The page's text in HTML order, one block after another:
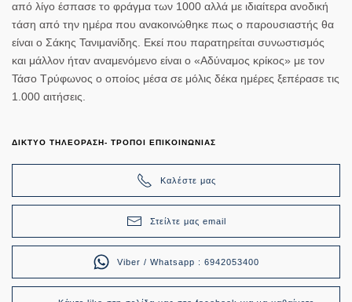
από λίγο έσπασε το φράγμα των 1000 αλλά με ιδιαίτερα ανοδική
τάση από την ημέρα που ανακοινώθηκε πως ο παρουσιαστής θα
είναι ο Σάκης Τανιμανίδης. Εκεί που παρατηρείται συνωστισμός
και μάλλον ήταν αναμενόμενο είναι ο «Αδύναμος κρίκος» με τον
Τάσο Τρύφωνος ο οποίος μέσα σε μόλις δέκα ημέρες ξεπέρασε τις
1.000 αιτήσεις.
ΔΙΚΤΥΟ ΤΗΛΕΟΡΑΣΗ- ΤΡΟΠΟΙ ΕΠΙΚΟΙΝΩΝΙΑΣ
Καλέστε μας
Στείλτε μας email
Viber / Whatsapp : 6942053400